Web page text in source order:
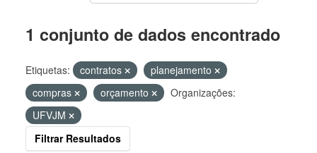
1 conjunto de dados encontrado
Etiquetas: contratos
planejamento
compras
orçamento
Organizações:
UFVJM
Filtrar Resultados